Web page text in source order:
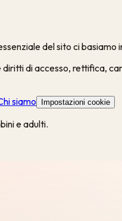
del sito ci
di accesso, rettifica,
siamo Impostazioni cookie
e adulti.